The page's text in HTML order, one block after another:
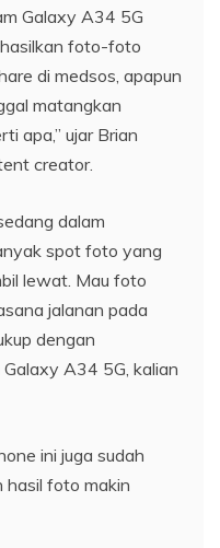
Galaxy A34 5G
foto-foto
di medsos, apapun
matangkan
apa,” ujar Brian
creator.
dalam
spot foto yang
lewat. Mau foto
jalanan pada
dengan
A34 5G, kalian
ini juga sudah
hasil foto makin